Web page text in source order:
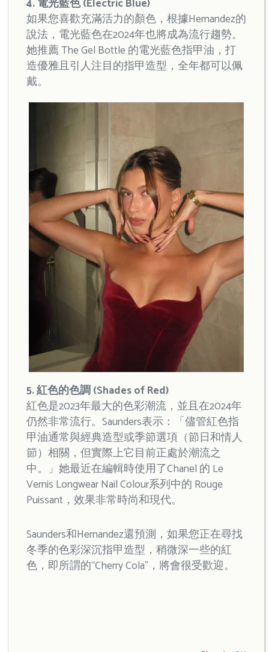
4. 電光藍色 (Electric Blue)
如果您喜歡充滿活力的顏色，根據Hernandez的
說法，電光藍色在2024年也將成為流行趨勢。
她推薦 The Gel Bottle 的電光藍色指甲油，打
造優雅且引人注目的指甲造型，全年都可以佩
戴。
5. 紅色的色調 (Shades of Red)
紅色是2023年最大的色彩潮流，並且在2024年
仍然非常流行。Saunders表示：「儘管紅色指
甲油通常與經典造型或季節選項（節日和情人
節）相關，但實際上它目前正處於潮流之
中。」她最近在編輯時使用了Chanel 的 Le
Vernis Longwear Nail Colour系列中的 Rouge
Puissant，效果非常時尚和現代。
Saunders和Hernandez還預測，如果您正在尋找
冬季的色彩深沉指甲造型，稍微深一些的紅
色，即所謂的“Cherry Cola”，將會很受歡迎。